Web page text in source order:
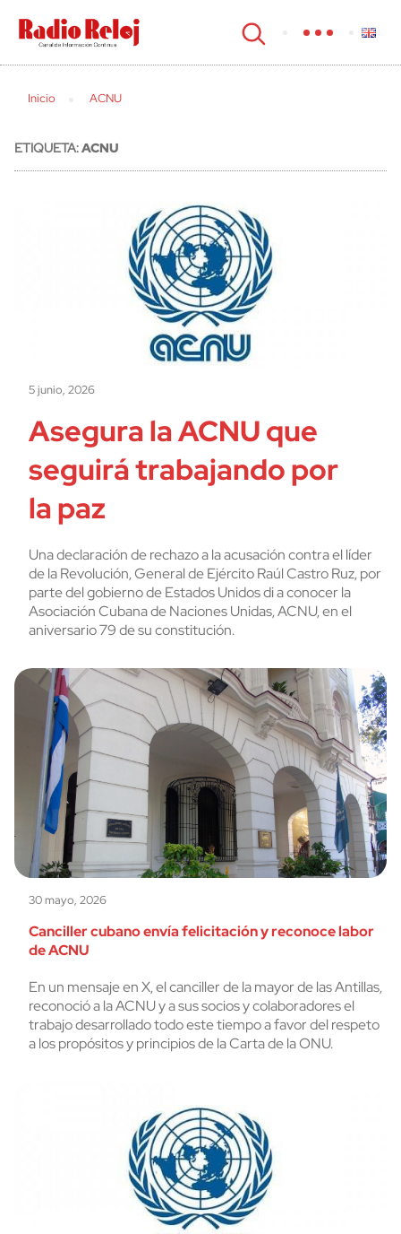
cerrar
Inicio ACNU
ETIQUETA:ACNU
5 junio, 2026
Asegura la ACNU que
seguirá trabajando por
la paz
Una declaración de rechazo a la acusación contra el líder
de la Revolución, General de Ejército Raúl Castro Ruz, por
parte del gobierno de Estados Unidos di a conocer la
Asociación Cubana de Naciones Unidas, ACNU, en el
aniversario 79 de su constitución.
30 mayo, 2026
Canciller cubano envía felicitación y reconoce labor
de ACNU
En un mensaje en X, el canciller de la mayor de las Antillas,
reconoció a la ACNU y a sus socios y colaboradores el
trabajo desarrollado todo este tiempo a favor del respeto
a los propósitos y principios de la Carta de la ONU.